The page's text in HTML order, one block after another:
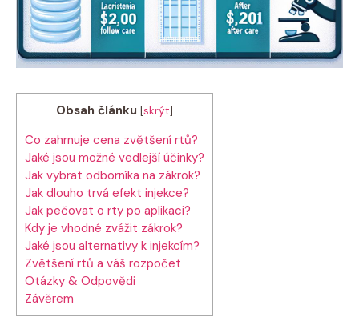
Obsah článku [skrýt]
Co zahrnuje cena zvětšení rtů?
Jaké jsou možné vedlejší účinky?
Jak vybrat odborníka na zákrok?
Jak dlouho trvá efekt injekce?
Jak pečovat o rty po aplikaci?
Kdy je vhodné zvážit zákrok?
Jaké jsou alternativy k injekcím?
Zvětšení rtů a váš rozpočet
Otázky & Odpovědi
Závěrem